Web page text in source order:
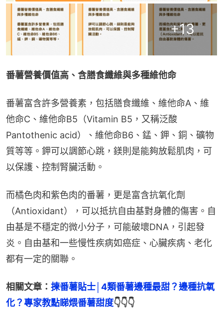
+13
番薯營養價值高、含膳食纖維與多種維他命
番薯富含許多營養素，包括膳食纖維、維他命A、維
他命C、維他命B5（Vitamin B5，又稱泛酸
Pantothenic acid）、維他命B6、錳、鉀、銅、礦物
質等等。鉀可以調節心跳，鎂則是能夠放鬆肌肉，可
以保護、控制腎臟活動。
而橘色肉和紫色肉的番薯，更是富含抗氧化劑
（Antioxidant），可以抵抗自由基對身體的傷害。自
由基是不穩定的微小分子，可能破壞DNA，引起發
炎。自由基和一些慢性疾病如癌症、心臟疾病、老化
都有一定的關聯。
相關文章： 揀番薯貼士│4類番薯邊種最甜？邊種抗氧
化？專家教點睇煨番薯甜度👇👇👇